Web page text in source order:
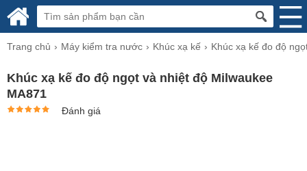
Trang chủ Máy kiểm tra nước Khúc xạ kế Khúc xạ kế đo độ
Khúc xạ kế đo độ ngọt và nhiệt độ Milwaukee
MA871
Đánh giá